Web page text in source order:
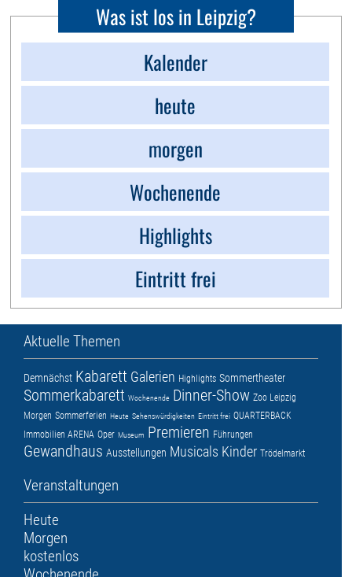
Was ist los in Leipzig?
Kalender
heute
morgen
Wochenende
Highlights
Eintritt frei
Aktuelle Themen
Demnächst Kabarett Galerien Highlights Sommertheater
Sommerkabarett Wochenende Dinner-Show Zoo Leipzig
Morgen Sommerferien Heute Sehenswürdigkeiten Eintritt frei QUARTERBACK
Immobilien ARENA Oper Museum Premieren Führungen
Gewandhaus Ausstellungen Musicals Kinder Trödelmarkt
Veranstaltungen
Heute
Morgen
kostenlos